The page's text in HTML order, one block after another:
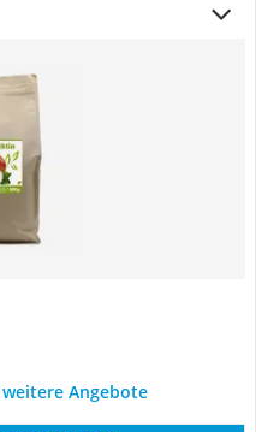
Angebote